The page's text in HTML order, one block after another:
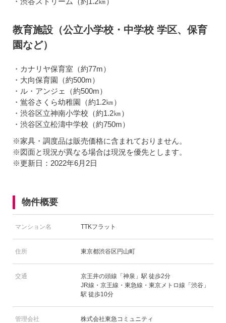
教育施設（公立小学校・中学校 学区、保育
園など）
・カナリヤ保育室（約77m）
・大向保育園（約500m）
・ル・アンジェ（約500m）
・鴬谷さくら幼稚園（約1.2㎞）
・渋谷区立神南小学校（約1.2㎞）
・渋谷区立松濤中学校（約750m）
※家具・調度品は販売価格に含まれておりません。
※図面と現況が異なる場合は現況を優先とします。
※更新日：2022年6月2日
物件概要
マンション名 TTKフラット
住所 東京都渋谷区円山町
交通
京王井の頭線「神泉」駅 徒歩2分
JR線・京王線・東急線・東京メトロ線「渋谷」
駅 徒歩10分
管理会社 株式会社東急コミュニティ